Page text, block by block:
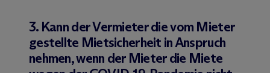
3. Kann der Vermieter die vom Mieter
gestellte Mietsicherheit in Anspruch
nehmen, wenn der Mieter die Miete